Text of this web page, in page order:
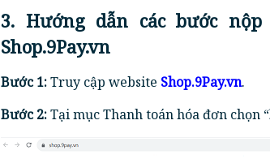
3. Hướng dẫn các bước
Shop.9Pay.vn
Bước 1:Truy cập website Shop.9Pay.vn.
Bước 2:Tại mục Thanh toán hóa đơn chọn “